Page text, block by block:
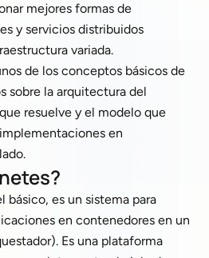
mejores formas de
y servicios distribuidos
variada.
de los conceptos básicos de
sobre la arquitectura del
resuelve y el modelo que
en
básico, es un sistema para
en contenedores en un
Es una plataforma